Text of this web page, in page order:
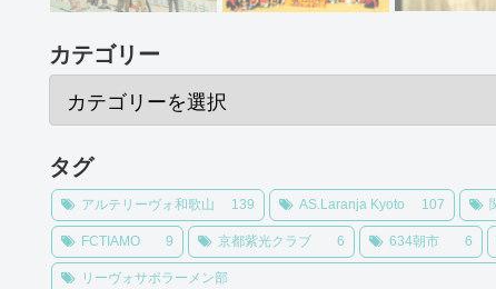
カテゴリー
タグ
アルテリーヴォ和歌山 139 AS.Laranja Kyoto 107
FCTIAMO 9 京都紫光クラブ 6 634朝市 6
リーヴォサポラーメン部